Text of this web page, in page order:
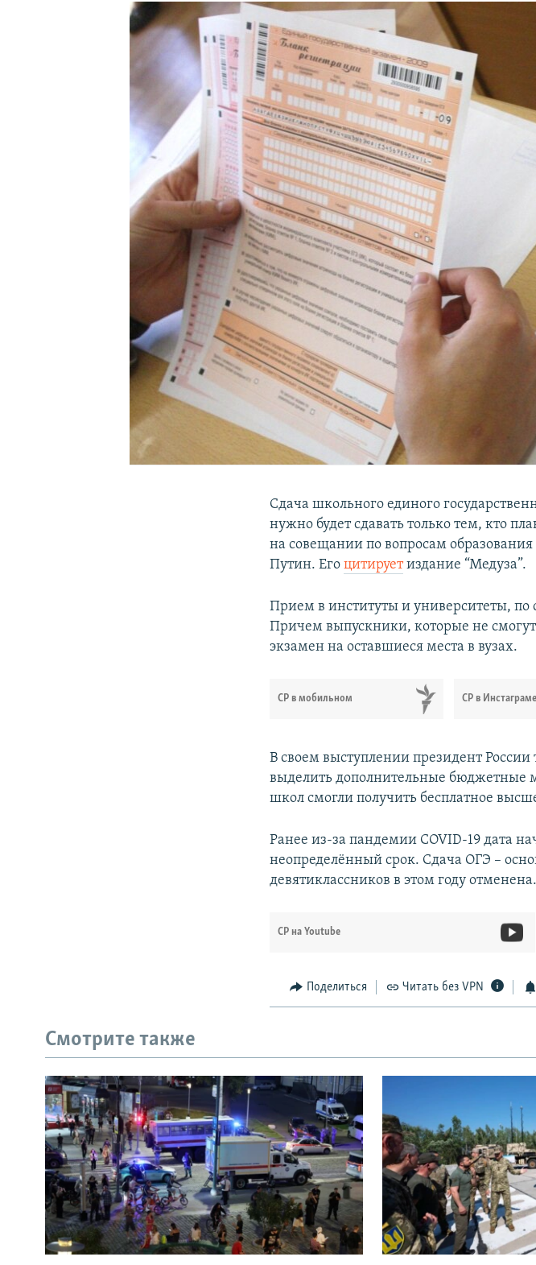
ПОДПИШИТЕСЬ НА РАССЫЛКУ
Сдача школьного единого
нужно будет сдавать только тем, кто
на совещании по вопросам
Путин. Егоцитируетиздание “Медуза”.
Прием в институты и университеты, по
Причем выпускники, которые не смогут
экзамен на оставшиеся места в вузах.
СР в мобильном СР в Инстаграме
В своем выступлении президент России
выделить дополнительные бюджетные
школ смогли получить бесплатное
Ранее из-за пандемии COVID-19 дата
неопределённый срок. Сдача ОГЭ –
девятиклассников в этом году отменена.
СР на Youtube
Поделиться Читать без VPN
Смотрите также